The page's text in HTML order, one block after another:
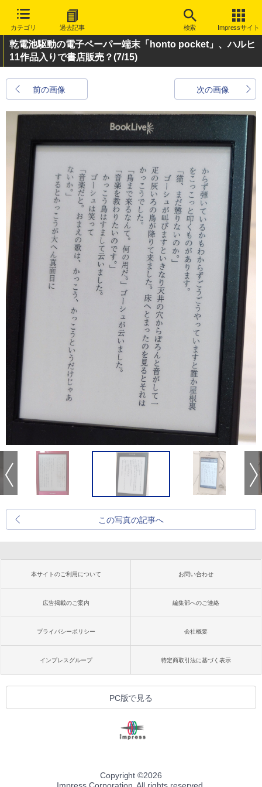
カテゴリ 過去記事 検索 Impressサイト
乾電池駆動の電子ペーパー端末「honto pocket」、ハルヒ
11作品入りで書店販売？(7/15)
前の画像 次の画像
この写真の記事へ
本サイトのご利用について お問い合わせ
広告掲載のご案内 編集部へのご連絡
プライバシーポリシー 会社概要
インプレスグループ 特定商取引法に基づく表示
PC版で見る
Copyright ©2026